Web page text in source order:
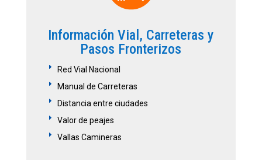
Información Vial, Carreteras y
Pasos Fronterizos
E Red Vial Nacional
E Manual de Carreteras
E Distancia entre ciudades
E Valor de peajes
E Vallas Camineras